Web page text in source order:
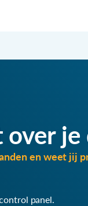
je
en weet jij
panel.